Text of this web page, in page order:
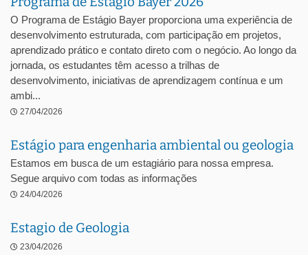
O Programa de Estágio Bayer proporciona uma experiência de
desenvolvimento estruturada, com participação em projetos,
aprendizado prático e contato direto com o negócio. Ao longo da
jornada, os estudantes têm acesso a trilhas de
desenvolvimento, iniciativas de aprendizagem contínua e um
ambi...
27/04/2026
Estágio para engenharia ambiental ou geologia
Estamos em busca de um estagiário para nossa empresa.
Segue arquivo com todas as informações
24/04/2026
Estagio de Geologia
23/04/2026